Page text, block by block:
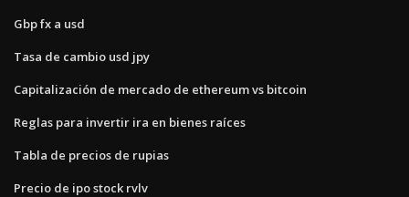
Gbp fx a usd
Tasa de cambio usd jpy
Capitalización de mercado de ethereum vs bitcoin
Reglas para invertir ira en bienes raíces
Tabla de precios de rupias
Precio de ipo stock rvlv